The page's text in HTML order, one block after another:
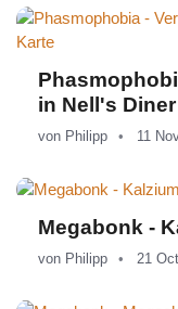
in Nell's
von Philipp 11
Megabonk -
von Philipp 21